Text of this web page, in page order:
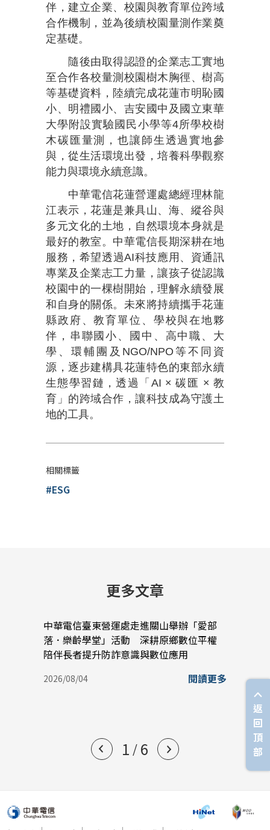
伴，建立企業、校園與教育單位跨域
合作機制，並為後續校園量測作業奠
定基礎。
隨後由取得認證的企業志工實地
至合作各校量測校園樹木胸徑、樹高
等基礎資料，陸續完成花蓮市明恥國
小、明禮國小、吉安國中及國立東華
大學附設實驗國民小學等4所學校樹
木碳匯量測，也讓師生透過實地參
與，從生活環境出發，培養科學觀察
能力與環境永續意識。
中華電信花蓮營運處總經理林龍
江表示，花蓮是兼具山、海、縱谷與
多元文化的土地，自然環境本身就是
最好的教室。中華電信長期深耕在地
服務，希望透過AI科技應用、資通訊
專業及企業志工力量，讓孩子從認識
校園中的一棵樹開始，理解永續發展
和自身的關係。未來將持續攜手花蓮
縣政府、教育單位、學校與在地夥
伴，串聯國小、國中、高中職、大
學、環輔團及NGO/NPO等不同資
源，逐步建構具花蓮特色的東部永續
生態學習鏈，透過「AI × 碳匯 × 教
育」的跨域合作，讓科技成為守護土
地的工具。
相關標籤
#ESG
更多文章
中華電信臺東營運處走進關山舉辦「愛部
落．樂齡學堂」活動 深耕原鄉數位平權
陪伴長者提升防詐意識與數位應用
2026/08/04 閱讀更多 2026/
1 / 6
返
回
頂
部